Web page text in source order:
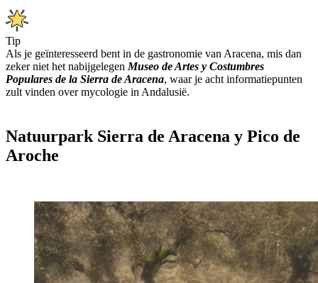
Tip
Als je geïnteresseerd bent in de gastronomie van Aracena, mis dan
zeker niet het nabijgelegen Museo de Artes y Costumbres
Populares de la Sierra de Aracena, waar je acht informatiepunten
zult vinden over mycologie in Andalusië.
Natuurpark Sierra de Aracena y Pico de
Aroche